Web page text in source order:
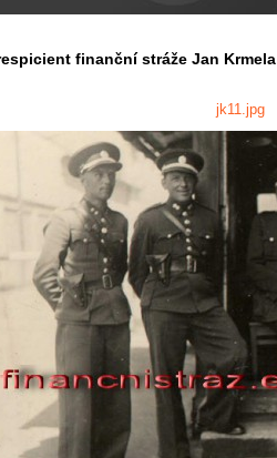
finanční stráže Jan Krmela
jk11.jpg